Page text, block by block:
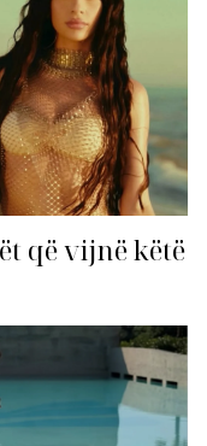
që vijnë këtë